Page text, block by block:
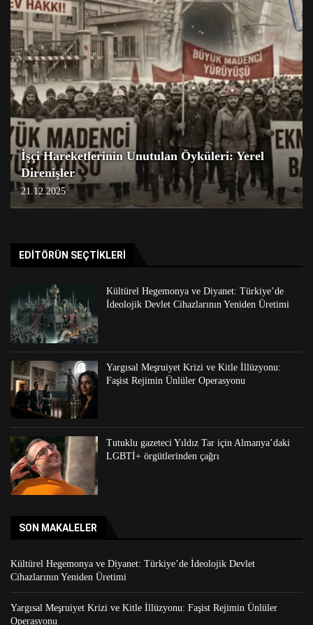
İşçi Hareketlerinin Unutulan Öyküleri: Yerel
Direnişler
21.12.2025
EDITÖRÜN SEÇTIKLERI
Kültürel Hegemonya ve Diyanet: Türkiye’de
İdeolojik Devlet Cihazlarının Yeniden Üretimi
Yargısal Meşruiyet Krizi ve Kitle İllüzyonu:
Faşist Rejimin Ünlüler Operasyonu
Tutuklu gazeteci Yıldız Tar için Almanya’daki
LGBTİ+ örgütlerinden çağrı
SON MAKALELER
Kültürel Hegemonya ve Diyanet: Türkiye’de İdeolojik Devlet
Cihazlarının Yeniden Üretimi
Yargısal Meşruiyet Krizi ve Kitle İllüzyonu: Faşist Rejimin Ünlüler
Operasyonu